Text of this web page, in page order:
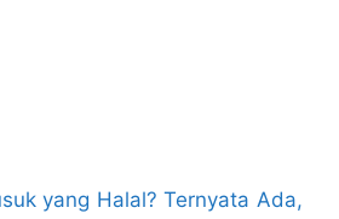
yang Halal? Ternyata Ada,